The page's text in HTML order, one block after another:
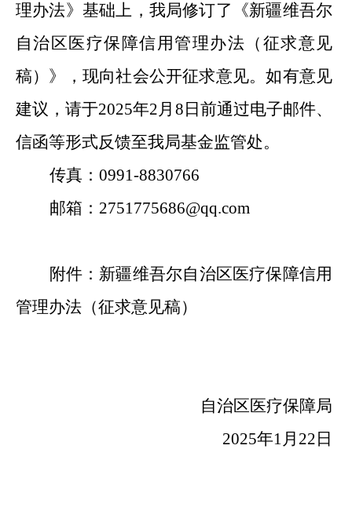
理办法》基础上， 我局修订了
《新疆维吾尔
自治区医疗保障信用管理办法 （ 征求意见
稿） 》 ， 现向社会公开征求意见。如有意见
建议，请于2025年2月 8 日前通过电子邮件、
信函等形式反馈至我局基金监管处。
传真： 0991-8830766
邮箱： 2751775686@qq.com
附件：新疆维吾尔自治区医疗保障信用
管理办法（征求意见稿）
自治区医疗保障局
2025年1月 22 日